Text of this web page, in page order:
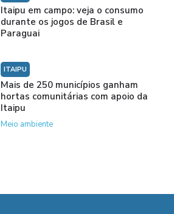
Itaipu em campo: veja o consumo
durante os jogos de Brasil e
Paraguai
ITAIPU
Mais de 250 municípios ganham
hortas comunitárias com apoio da
Itaipu
Meio ambiente